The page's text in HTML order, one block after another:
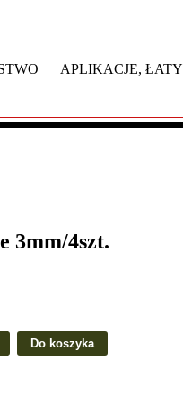
APLIKACJE, ŁATY
3mm/4szt.